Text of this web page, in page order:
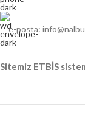
e-posta:
Sitemiz ETBİS